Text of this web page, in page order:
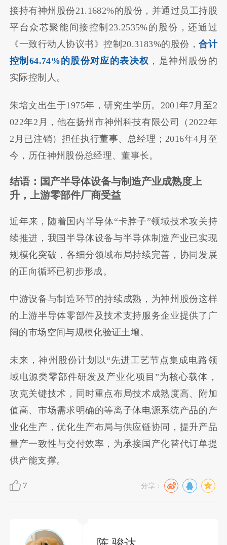
接持有神州股份21.1682%的股份，并通过员工持股
平台众芯聚能间接控制23.2535%的股份，还通过
《一致行动人协议书》控制20.3183%的股份，合计
控制64.74%的股份对应的表决权 ，是神州股份的
实际控制人。
朱培文出生于1975年，研究生学历。2001年7月至2
022年2月，他在扬州市神州科技有限公司（2022年
2月已注销）担任执行董事、总经理；2016年4月至
今，历任神州股份总经理、董事长。
结语：国产半导体设备与制造产业成熟度上
升，上游零部件厂商受益
近年来，随着国内半导体“卡脖子”领域技术攻关持
续推进，我国半导体设备与半导体制造产业已实现
规模化突破，各细分领域布局持续完善，协同发展
的正向循环已初步形成。
中游设备与制造环节的持续成熟，为神州股份这样
的上游半导体零部件及技术支持服务企业提供了广
阔的市场空间与规模化验证土壤。
未来，神州股份计划以“先进工艺节点集成电路领
域电源类零部件研发及产业化项目”为核心载体，
攻克关键技术，同时重点布局技术成熟度高、附加
值高、市场需求明确的等离子体电源系统产品的产
业化生产，优化生产布局与供应链协同，提升产品
量产一致性与交付效率，为承接国产化替代订单提
供产能支撑。
7 分享：